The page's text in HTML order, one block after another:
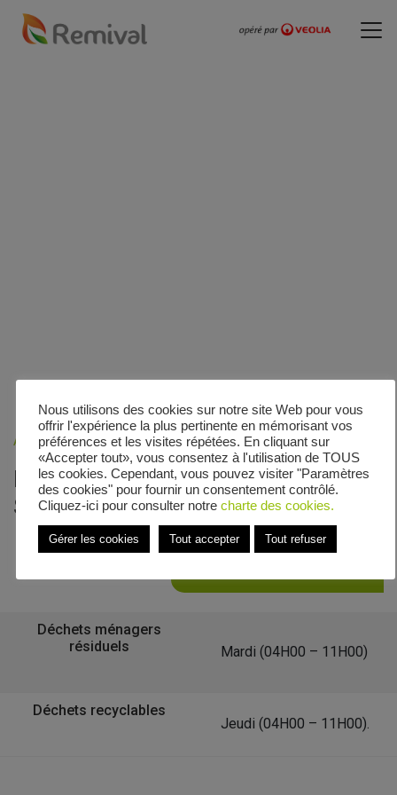
Accueil»Veolia - Zones de collecte»Allée Saint-Fiacre
Le calendrier de collecte de Allée
Saint-Fiacre
Déchets ménagers
résiduels
Mardi (04H00 – 11H00)
Déchets recyclables
Jeudi (04H00 – 11H00).
Nous utilisons des cookies sur notre site Web pour vous
offrir l'expérience la plus pertinente en mémorisant vos
préférences et les visites répétées. En cliquant sur
«Accepter tout», vous consentez à l'utilisation de TOUS
les cookies. Cependant, vous pouvez visiter "Paramètres
des cookies" pour fournir un consentement contrôlé.
Cliquez-ici pour consulter notre charte des cookies.
Gérer les cookies Tout accepter Tout refuser